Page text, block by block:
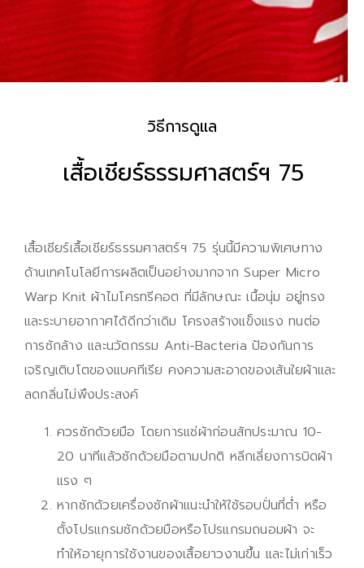
วิธีการดูแล
เสื้อเชียร์ธรรมศาสตร์ฯ 75
เสื้อเชียร์เสื้อเชียร์ธรรมศาสตร์ฯ 75 รุ่นนี้มีความพิเศษทาง
ด้านเทคโนโลยีการผลิตเป็นอย่างมากจาก Super Micro
Warp Knit ผ้าไมโครทรีคอต ที่มีลักษณะ เนื้อนุ่ม อยู่ทรง
และระบายอากาศได้ดีกว่าเดิม โครงสร้างแข็งแรง ทนต่อ
การซักล้าง และนวัตกรรม Anti-Bacteria ป้องกันการ
เจริญเติบโตของแบคทีเรีย คงความสะอาดของเส้นใยผ้าและ
ลดกลิ่นไม่พึงประสงค์
ควรซักด้วยมือ โดยการแช่ผ้าก่อนสักประมาณ 10-
20 นาทีแล้วซักด้วยมือตามปกติ หลีกเลี่ยงการบิดผ้า
แรง ๆ
หากซักด้วยเครื่องซักผ้าแนะนำให้ใช้รอบปั่นที่ต่ำ หรือ
ตั้งโปรแกรมซักด้วยมือหรือโปรแกรมถนอมผ้า จะ
ทำให้อายุการใช้งานของเสื้อยาวงานขึ้น และไม่เก่าเร็ว